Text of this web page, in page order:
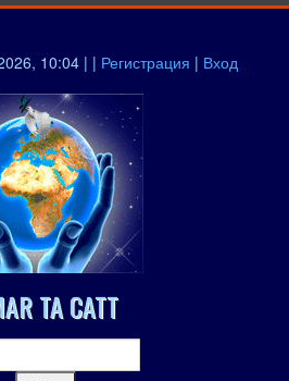
10:04 | | Регистрация | Вход
TA CATT